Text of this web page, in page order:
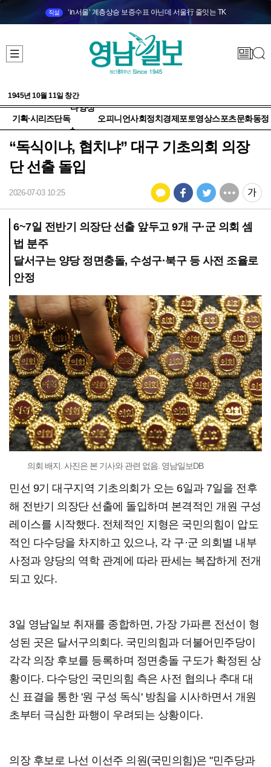
직설 ‘in서울’ 계층상승 보증수표 아닌데 서울行 줄잇는 TK
1945년 10월 11일 창간
기획·시리즈단독
다양성
+
오피니언사회정치 경제 포토영상스포츠문화동정
“독식이냐, 협치냐” 대구 기초의회 의장
단 선출 돌입
2026-07-03 10:25
6~7일 전반기 의장단 선출 앞두고 9개 구·군 의회 셈
법 분주
달서구는 양당 정면충돌, 수성구·북구 등 사전 조율로
안정
의회 배지. 사진은 본 기사와 관련 없음. 영남일보DB
민선 9기 대구지역 기초의회가 오는 6일과 7일을 전후
해 전반기 의장단 선출에 돌입하며 본격적인 개원 구성
레이스를 시작했다. 전체적인 지형은 국민의힘이 압도
적인 다수당을 차지하고 있으나, 각 구·군 의회별 내부
사정과 양당의 역학 관계에 따라 판세는 복잡하게 전개
되고 있다.
3일 영남일보 취재를 종합하면, 가장 가파른 전선이 형
성된 곳은 달서구의회다. 국민의힘과 더불어민주당이
각각 의장 후보를 등록하며 정면충돌 구도가 확정된 상
황이다. 다수당인 국민의힘 측은 사전 협의나 추대 대
신 표결을 통한 '원 구성 독식' 방침을 시사하면서 개원
초부터 극심한 파행이 우려되는 상황이다.
의장 후보로 나선 이선주 의원(국민의힘)은 "민주당과